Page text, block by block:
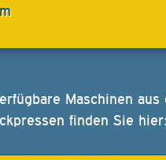
Maschinen aus
finden Sie hier: